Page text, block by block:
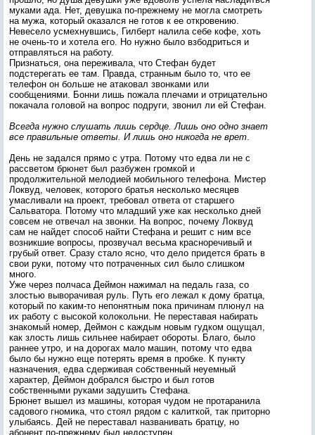
муками ада. Нет, девушка по-прежнему не могла смотреть
на мужа, который оказался не готов к ее откровению.
Невесело усмехнувшись, Гилберт налила себе кофе, хоть
не очень-то и хотела его. Но нужно было взбодриться и
отправляться на работу.
Признаться, она переживала, что Стефан будет
подстерегать ее там. Правда, странным было то, что ее
телефон он больше не атаковал звонками или
сообщениями. Бонни лишь пожала плечами и отрицательно
покачала головой на вопрос подруги, звонил ли ей Стефан.
Всегда нужно слушать лишь сердце. Лишь оно одно знает
все правильные ответы. И лишь оно никогда не врет.
День не задался прямо с утра. Потому что едва ли не с
рассветом брюнет был разбужен громкой и
продолжительной мелодией мобильного телефона. Мистер
Локвуд, человек, которого братья несколько месяцев
умасливали на проект, требовал ответа от старшего
Сальватора. Потому что младший уже как несколько дней
совсем не отвечал на звонки. На вопрос, почему Локвуд
сам не найдет способ найти Стефана и решит с ним все
возникшие вопросы, прозвучал весьма красноречивый и
грубый ответ. Сразу стало ясно, что дело придется брать в
свои руки, потому что потраченных сил было слишком
много.
Уже через полчаса Деймон нажимал на педаль газа, со
злостью выворачивая руль. Путь его лежал к дому братца,
который по каким-то непонятным пока причинам плюнул на
их работу с высокой колокольни. Не переставая набирать
знакомый номер, Деймон с каждым новым гудком ощущал,
как злость лишь сильнее набирает обороты. Благо, было
раннее утро, и на дорогах мало машин, потому что едва
было бы нужно еще потерять время в пробке. К пункту
назначения, едва сдерживая собственный неуемный
характер, Деймон добрался быстро и был готов
собственными руками задушить Стефана.
Брюнет вышел из машины, которая чудом не протаранила
садового гномика, что стоял рядом с калиткой, так приторно
улыбаясь. Дей не переставал названивать братцу, но
абонент по-прежнему был недоступен.